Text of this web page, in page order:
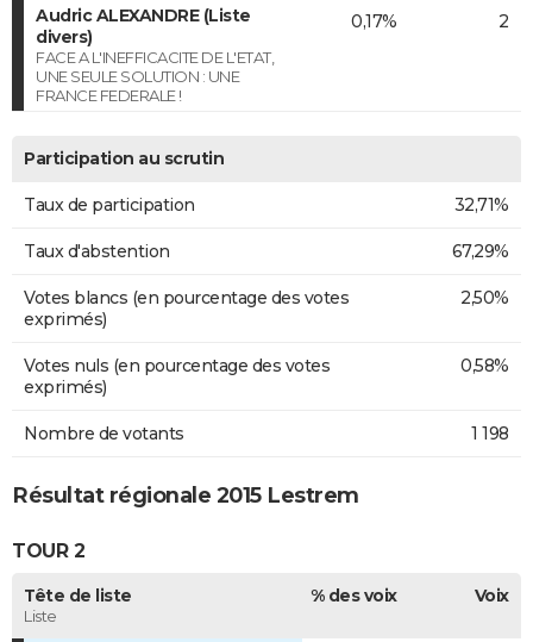
Audric ALEXANDRE (Liste
divers)
FACE A L'INEFFICACITE DE L'ETAT,
UNE SEULE SOLUTION : UNE
FRANCE FEDERALE !
0,17% 2
Participation au scrutin
Taux de participation 32,71%
Taux d'abstention 67,29%
Votes blancs (en pourcentage des votes
exprimés)
2,50%
Votes nuls (en pourcentage des votes
exprimés)
0,58%
Nombre de votants 1 198
Résultat régionale 2015 Lestrem
TOUR 2
Tête de liste
Liste
% des voix Voix